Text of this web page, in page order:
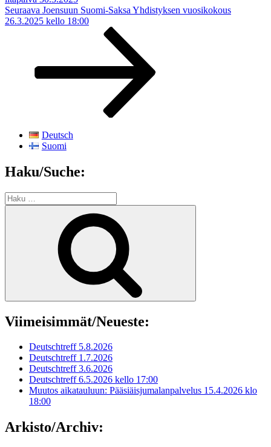
Seuraava
artikkeli
Seuraava Joensuun Suomi-Saksa Yhdistyksen vuosikokous
26.3.2025 kello 18:00
Deutsch
Suomi
Haku/Suche:
Etsi:
Viimeisimmät/Neueste:
Deutschtreff 5.8.2026
Deutschtreff 1.7.2026
Deutschtreff 3.6.2026
Deutschtreff 6.5.2026 kello 17:00
Muutos aikatauluun: Pääsiäisjumalanpalvelus 15.4.2026 klo
18:00
Arkisto/Archiv: